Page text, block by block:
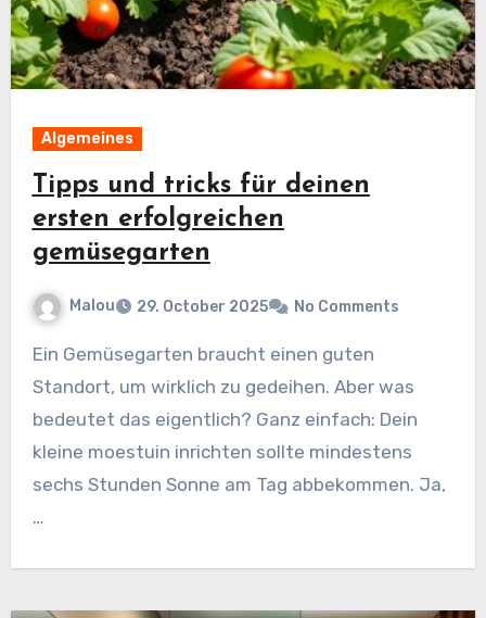
Algemeines
Tipps und tricks für deinen
ersten erfolgreichen
gemüsegarten
Malou 29. October 2025 No Comments
Ein Gemüsegarten braucht einen guten
Standort, um wirklich zu gedeihen. Aber was
bedeutet das eigentlich? Ganz einfach: Dein
kleine moestuin inrichten sollte mindestens
sechs Stunden Sonne am Tag abbekommen. Ja,
…